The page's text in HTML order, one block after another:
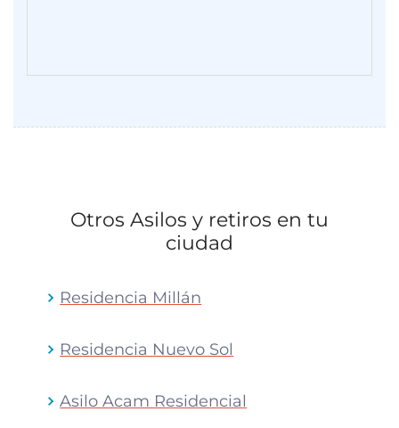
Otros Asilos y retiros en tu
ciudad
Residencia Millán
Residencia Nuevo Sol
Asilo Acam Residencial